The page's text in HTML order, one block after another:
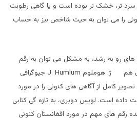
سرد تر، خشک تر بوده است و یا گاهی رطوبت
را می توان به حیث شاخص نیز به حساب
های رو به رشد، به مشکل می توان به رقم
آن هم ژ. هوملوم J. Humlum جیوگرافی
در سال ۱۹۵۹، یک تصویر کامل از آگاهی های کنونی را در مورد
داده است. لویس دوپری، به تازه گی کتابی
رقم های مهم در مورد افغانستان کنونی